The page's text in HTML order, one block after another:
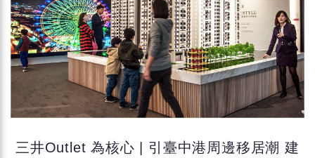
三井Outlet 為核心 | 引臺中港周邊移居潮 建